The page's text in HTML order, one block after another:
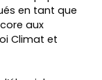
en tant que
aux
Climat et